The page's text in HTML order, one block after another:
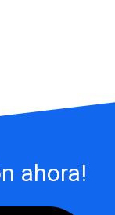
ahora!